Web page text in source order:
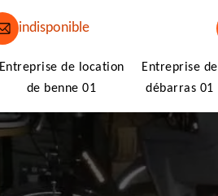
indisponible
Entreprise de location
de benne 01
Entreprise de
débarras 01